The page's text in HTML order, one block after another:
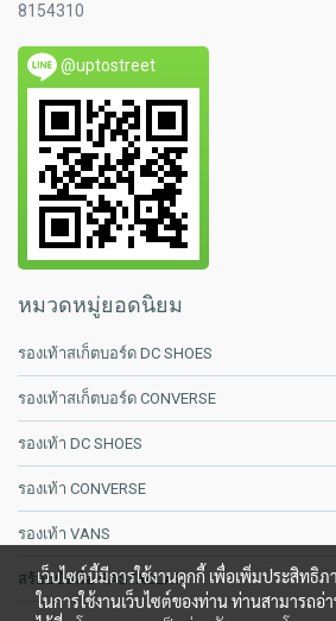
8154310
@uptostreet
หมวดหมู่ยอดนิยม
รองเท้าสเก็ตบอร์ด DC SHOES
รองเท้าสเก็ตบอร์ด CONVERSE
รองเท้า DC SHOES
รองเท้า CONVERSE
รองเท้า VANS
สร้อยข้อมือ RASTACLAT
เว็บไซต์นี้มีการใช้งานคุกกี้ เพื่อเพิ่มประสิทธิ
ในการใช้งานเว็บไซต์ของท่าน ท่านสามารถอ่